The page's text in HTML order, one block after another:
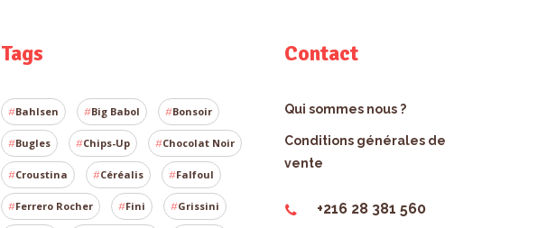
Tags
Bahlsen Big Babol Bonsoir
Bugles Chips-Up Chocolat Noir
Croustina Céréalis Falfoul
Ferrero Rocher Fini Grissini
Contact
Qui sommes nous ?
Conditions générales de
vente
+216 28 381 560